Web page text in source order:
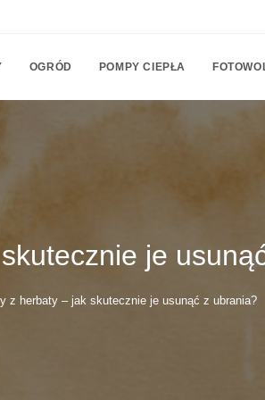
OGRÓD POMPY CIEPŁA
je
z herbaty – jak skutecznie je usunąć z ubrania?